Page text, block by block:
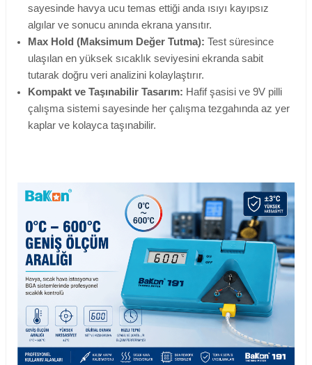
sayesinde havya ucu temas ettiği anda ısıyı kayıpsız
algılar ve sonucu anında ekrana yansıtır.
Max Hold (Maksimum Değer Tutma): Test süresince
ulaşılan en yüksek sıcaklık seviyesini ekranda sabit
tutarak doğru veri analizini kolaylaştırır.
Kompakt ve Taşınabilir Tasarım: Hafif şasisi ve 9V pilli
çalışma sistemi sayesinde her çalışma tezgahında az yer
kaplar ve kolayca taşınabilir.